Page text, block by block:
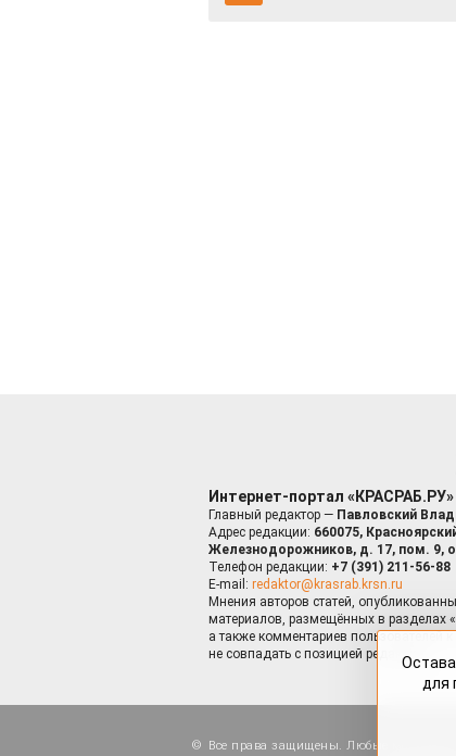
Интернет-портал «КРАСРАБ.РУ»
Главный редактор — Павловский
Адрес редакции: 660075,
Железнодорожников, д. 17, пом. 9,
Телефон редакции: +7 (391) 211-56-88
E-mail: redaktor@krasrab.krsn.ru
Мнения авторов статей,
материалов, размещённых в разделах
а также комментариев пользователей к
не совпадать с позицией редакции.
Все права защищены. Любые
для